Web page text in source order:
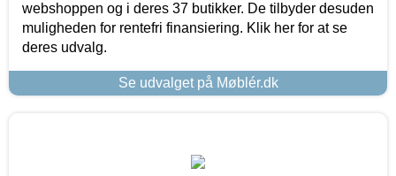
webshoppen og i deres 37 butikker. De tilbyder desuden
muligheden for rentefri finansiering. Klik her for at se
deres udvalg.
Se udvalget på Møblér.dk